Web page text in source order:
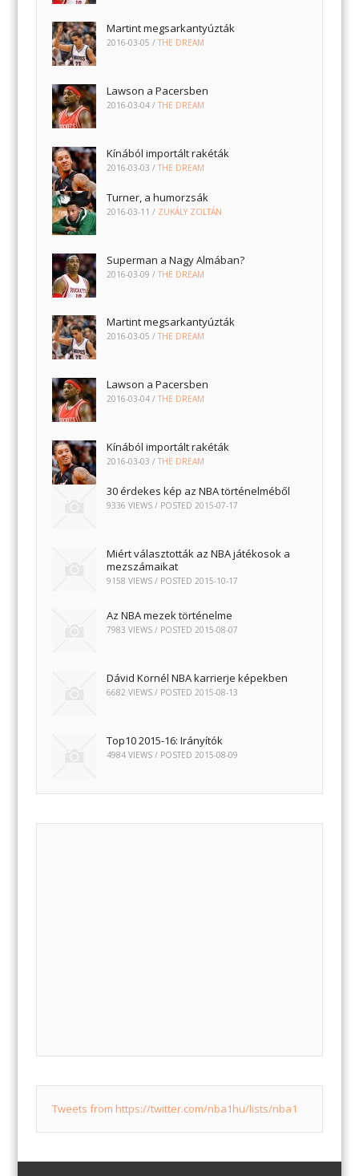
Martint megsarkantyúzták
2016-03-05 /THE DREAM
Lawson a Pacersben
2016-03-04 /THE DREAM
Kínából importált rakéták
2016-03-03 /THE DREAM
Turner, a humorzsák
2016-03-11 / ZUKÁLY ZOLTÁN
Superman a Nagy Almában?
2016-03-09 /THE DREAM
Martint megsarkantyúzták
2016-03-05 /THE DREAM
Lawson a Pacersben
2016-03-04 /THE DREAM
Kínából importált rakéták
2016-03-03 /THE DREAM
30 érdekes kép az NBA történelméből
9336 VIEWS / POSTED 2015-07-17
Miért választották az NBA játékosok a
mezszámaikat
9158 VIEWS / POSTED 2015-10-17
Az NBA mezek történelme
7983 VIEWS / POSTED2015-08-07
Dávid Kornél NBA karrierje képekben
6682 VIEWS / POSTED2015-08-13
Top10 2015-16: Irányítók
4984 VIEWS / POSTED 2015-08-09
Tweets from https://twitter.com/nba1hu/lists/nba1